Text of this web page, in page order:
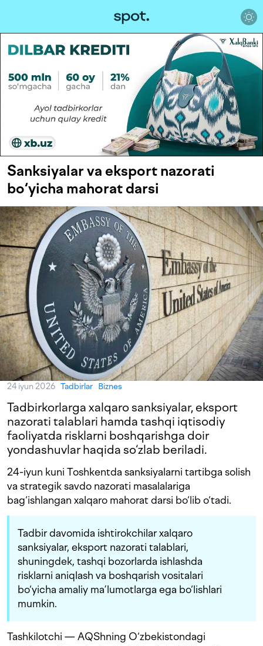
Sanksiyalar va eksport nazorati
bo‘yicha mahorat darsi
24 iyun 2026 Tadbirlar Biznes
Tadbirkorlarga xalqaro sanksiyalar, eksport
nazorati talablari hamda tashqi iqtisodiy
faoliyatda risklarni boshqarishga doir
yondashuvlar haqida so‘zlab beriladi.
24-iyun kuni Toshkentda sanksiyalarni tartibga solish
va strategik savdo nazorati masalalariga
bag‘ishlangan xalqaro mahorat darsi bo‘lib o‘tadi.
Tadbir davomida ishtirokchilar xalqaro
sanksiyalar, eksport nazorati talablari,
shuningdek, tashqi bozorlarda ishlashda
risklarni aniqlash va boshqarish vositalari
bo‘yicha amaliy ma’lumotlarga ega bo‘lishlari
mumkin.
Tashkilotchi — AQShning O‘zbekistondagi